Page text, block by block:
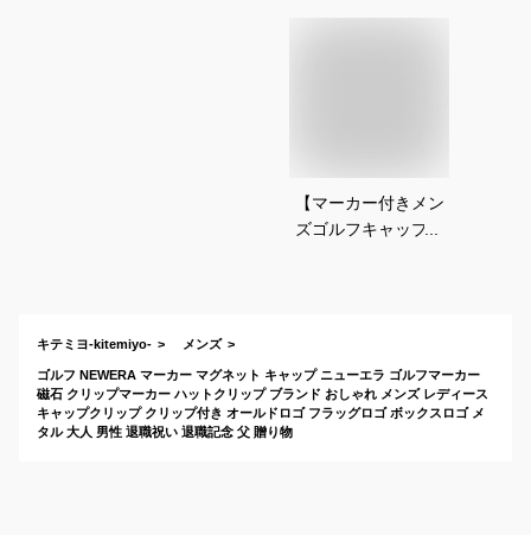
【マーカー付きメン
ズゴルフキャップ】
キテミヨ-kitemiyo- メンズ
ゴルフ NEWERA マーカー マグネット キャップ ニューエラ ゴルフマーカー
磁石 クリップマーカー ハットクリップ ブランド おしゃれ メンズ レディース
キャップクリップ クリップ付き オールドロゴ フラッグロゴ ボックスロゴ メ
タル 大人 男性 退職祝い 退職記念 父 贈り物